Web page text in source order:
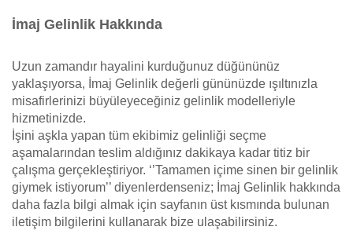
İmaj Gelinlik Hakkında
Uzun zamandır hayalini kurduğunuz düğününüz
yaklaşıyorsa, İmaj Gelinlik değerli gününüzde ışıltınızla
misafirlerinizi büyüleyeceğiniz gelinlik modelleriyle
hizmetinizde.
İşini aşkla yapan tüm ekibimiz gelinliği seçme
aşamalarından teslim aldığınız dakikaya kadar titiz bir
çalışma gerçekleştiriyor. ‘’Tamamen içime sinen bir gelinlik
giymek istiyorum’’ diyenlerdenseniz; İmaj Gelinlik hakkında
daha fazla bilgi almak için sayfanın üst kısmında bulunan
iletişim bilgilerini kullanarak bize ulaşabilirsiniz.